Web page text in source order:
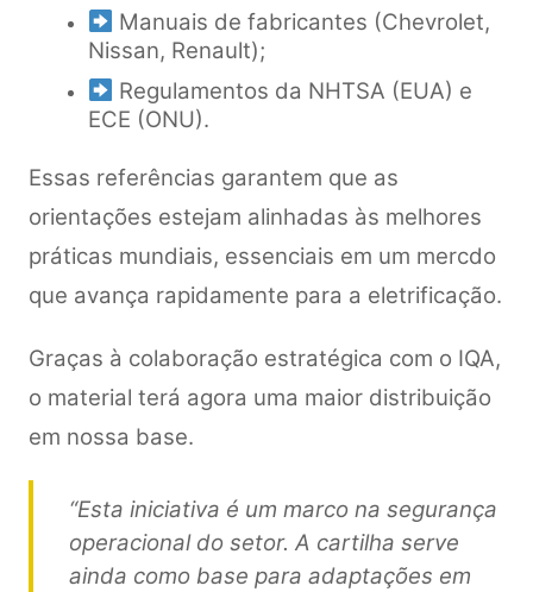
Manuais de fabricantes (Chevrolet,
Nissan, Renault);
Regulamentos da NHTSA (EUA) e
ECE (ONU).
Essas referências garantem que as
orientações estejam alinhadas às melhores
práticas mundiais, essenciais em um mercdo
que avança rapidamente para a eletrificação.
Graças à colaboração estratégica com o IQA,
o material terá agora uma maior distribuição
em nossa base.
“Esta iniciativa é um marco na segurança
operacional do setor. A cartilha serve
ainda como base para adaptações em